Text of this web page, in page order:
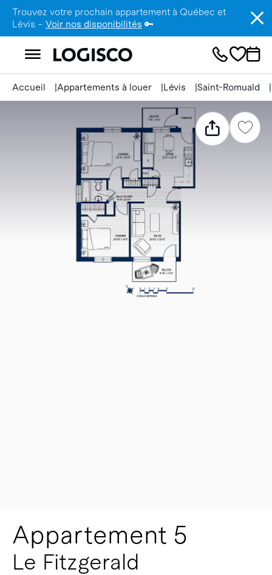
Trouvez votre prochain appartement à Québec et
Lévis – Voir nos disponibilités 🔑
Accueil Appartements à louer Lévis Saint-Romuald
Appartement 5
Le Fitzgerald